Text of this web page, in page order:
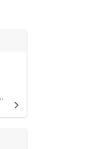
navigate_next